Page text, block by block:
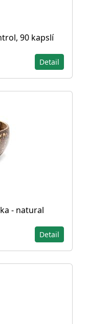
90 kapslí
Detail
- natural
Detail